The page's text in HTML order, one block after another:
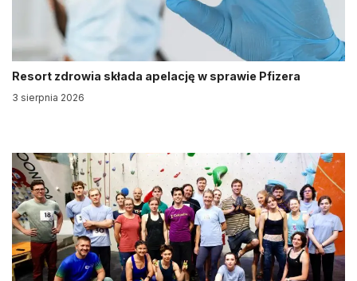
Resort zdrowia składa apelację w sprawie Pfizera
3 sierpnia 2026